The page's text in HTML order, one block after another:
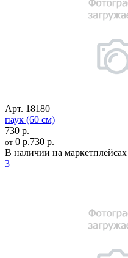
Арт. 18180
паук (60 см)
730 р.
от 0 р.730 р.
В наличии на маркетплейсах
3